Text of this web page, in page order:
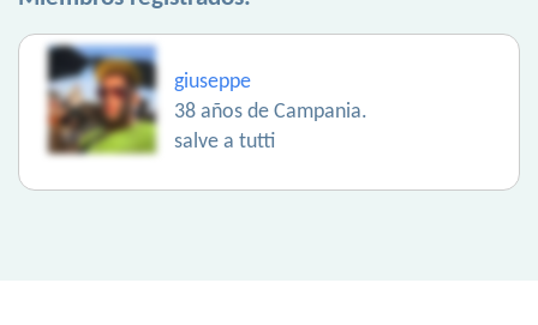
giuseppe
38 años de Campania.
salve a tutti